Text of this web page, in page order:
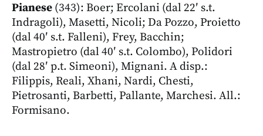
Pianese (343): Boer; Ercolani (dal 22′ s.t.
Indragoli), Masetti, Nicoli; Da Pozzo, Proietto
(dal 40′ s.t. Falleni), Frey, Bacchin;
Mastropietro (dal 40′ s.t. Colombo), Polidori
(dal 28′ p.t. Simeoni), Mignani. A disp.:
Filippis, Reali, Xhani, Nardi, Chesti,
Pietrosanti, Barbetti, Pallante, Marchesi. All.:
Formisano.